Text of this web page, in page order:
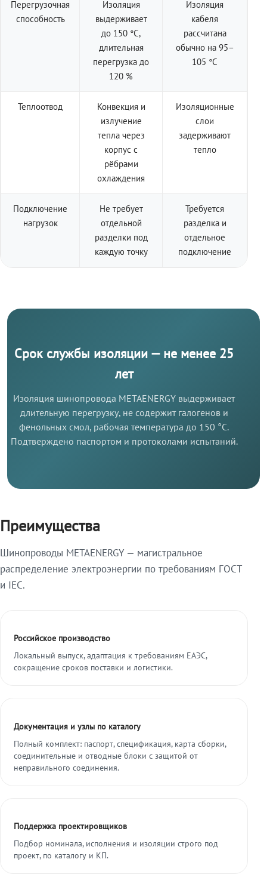
Перегрузочная
способность
Изоляция
выдерживает
до 150 °C,
длительная
перегрузка до
120 %
Изоляция
кабеля
рассчитана
обычно на 95–
105 °C
Теплоотвод
Конвекция и
излучение
тепла через
корпус с
рёбрами
охлаждения
Изоляционные
слои
задерживают
тепло
Подключение
нагрузок
Не требует
отдельной
разделки под
каждую точку
Требуется
разделка и
отдельное
подключение
Срок службы изоляции — не менее 25
лет
Изоляция шинопровода METAENERGY выдерживает
длительную перегрузку, не содержит галогенов и
фенольных смол, рабочая температура до 150 °C.
Подтверждено паспортом и протоколами испытаний.
Преимущества
Шинопроводы METAENERGY — магистральное
распределение электроэнергии по требованиям ГОСТ
и IEC.
Российское производство
Локальный выпуск, адаптация к требованиям ЕАЭС,
сокращение сроков поставки и логистики.
Документация и узлы по каталогу
Полный комплект: паспорт, спецификация, карта сборки,
соединительные и отводные блоки с защитой от
неправильного соединения.
Поддержка проектировщиков
Подбор номинала, исполнения и изоляции строго под
проект, по каталогу и КП.